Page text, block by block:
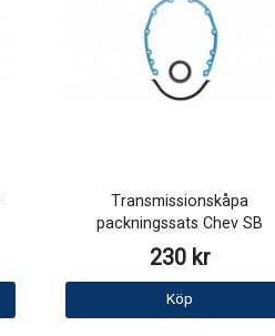
Transmissionskåpa
packningssats Chev SB
230 kr
Köp